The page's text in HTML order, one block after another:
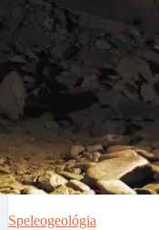
Speleogeológia